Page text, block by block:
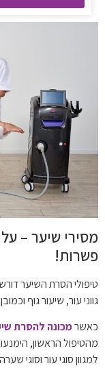
מסירי שיער –
פשרות!
טיפולי הסרת השיער
גווני עור, שיעור גוף
כאשרמכונה להסרת
מהטיפול הראשון,
למגוון סוגי עור וסוגי